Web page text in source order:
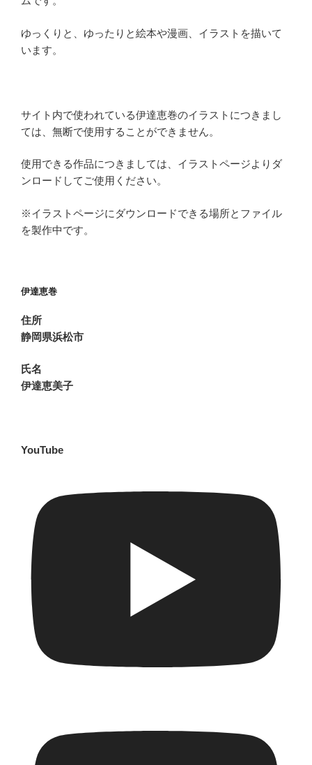
ゆっくりと、ゆったりと絵本や漫画、イラストを描いて
います。
サイト内で使われている伊達恵巻のイラストにつきまし
ては、無断で使用することができません。
使用できる作品につきましては、イラストページよりダ
ンロードしてご使用ください。
※イラストページにダウンロードできる場所とファイル
を製作中です。
伊達恵巻
住所
静岡県浜松市
氏名
伊達恵美子
YouTube